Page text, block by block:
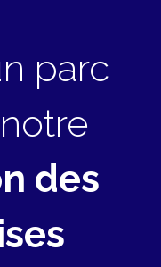
parc
des